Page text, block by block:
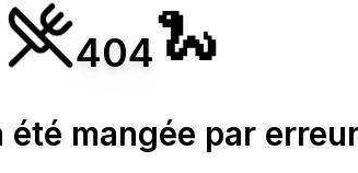
404🐍
été mangée par